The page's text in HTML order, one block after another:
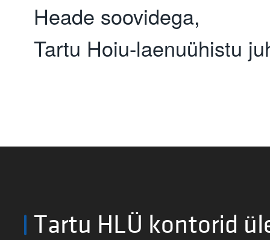
Heade soovidega,
Tartu Hoiu-laenuühistu
Tartu HLÜ kontorid